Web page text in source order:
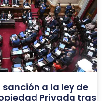
sanción a la ley de
Privada tras